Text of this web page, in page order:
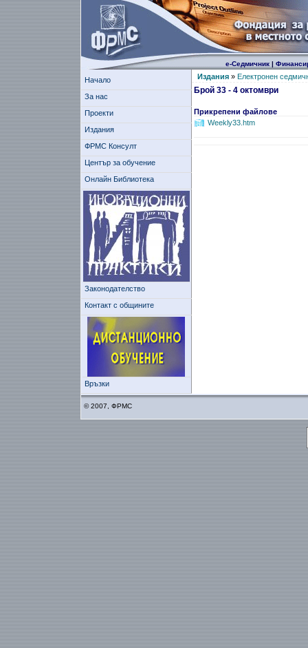
е-Седмичник|
Начало
За нас
Проекти
Издания
ФРМС Консулт
Център за обучение
Онлайн Библиотека
Законодателство
Контакт с общините
Връзки
Издания» Електронен
Брой 33 - 4 октомври
Прикрепени файлове
Weekly33.htm
© 2007, ФРМС